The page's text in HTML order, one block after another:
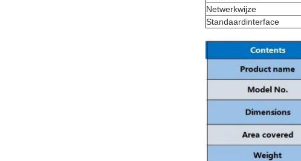
Netwerkwijze
Standaardinterface